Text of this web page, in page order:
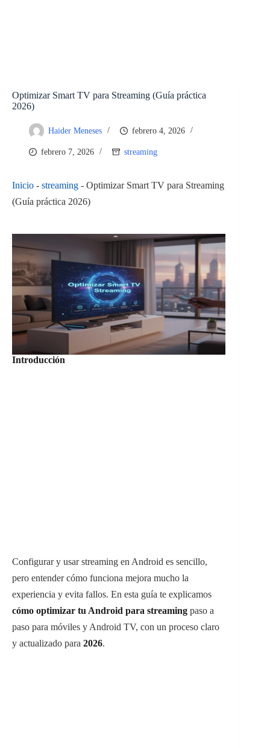
Optimizar Smart TV para Streaming (Guía práctica
2026)
Haider Meneses febrero 4, 2026
febrero 7, 2026 streaming
Inicio - streaming - Optimizar Smart TV para Streaming
(Guía práctica 2026)
Introducción
Configurar y usar streaming en Android es sencillo,
pero entender cómo funciona mejora mucho la
experiencia y evita fallos. En esta guía te explicamos
cómo optimizar tu Android para streaming paso a
paso para móviles y Android TV, con un proceso claro
y actualizado para 2026.